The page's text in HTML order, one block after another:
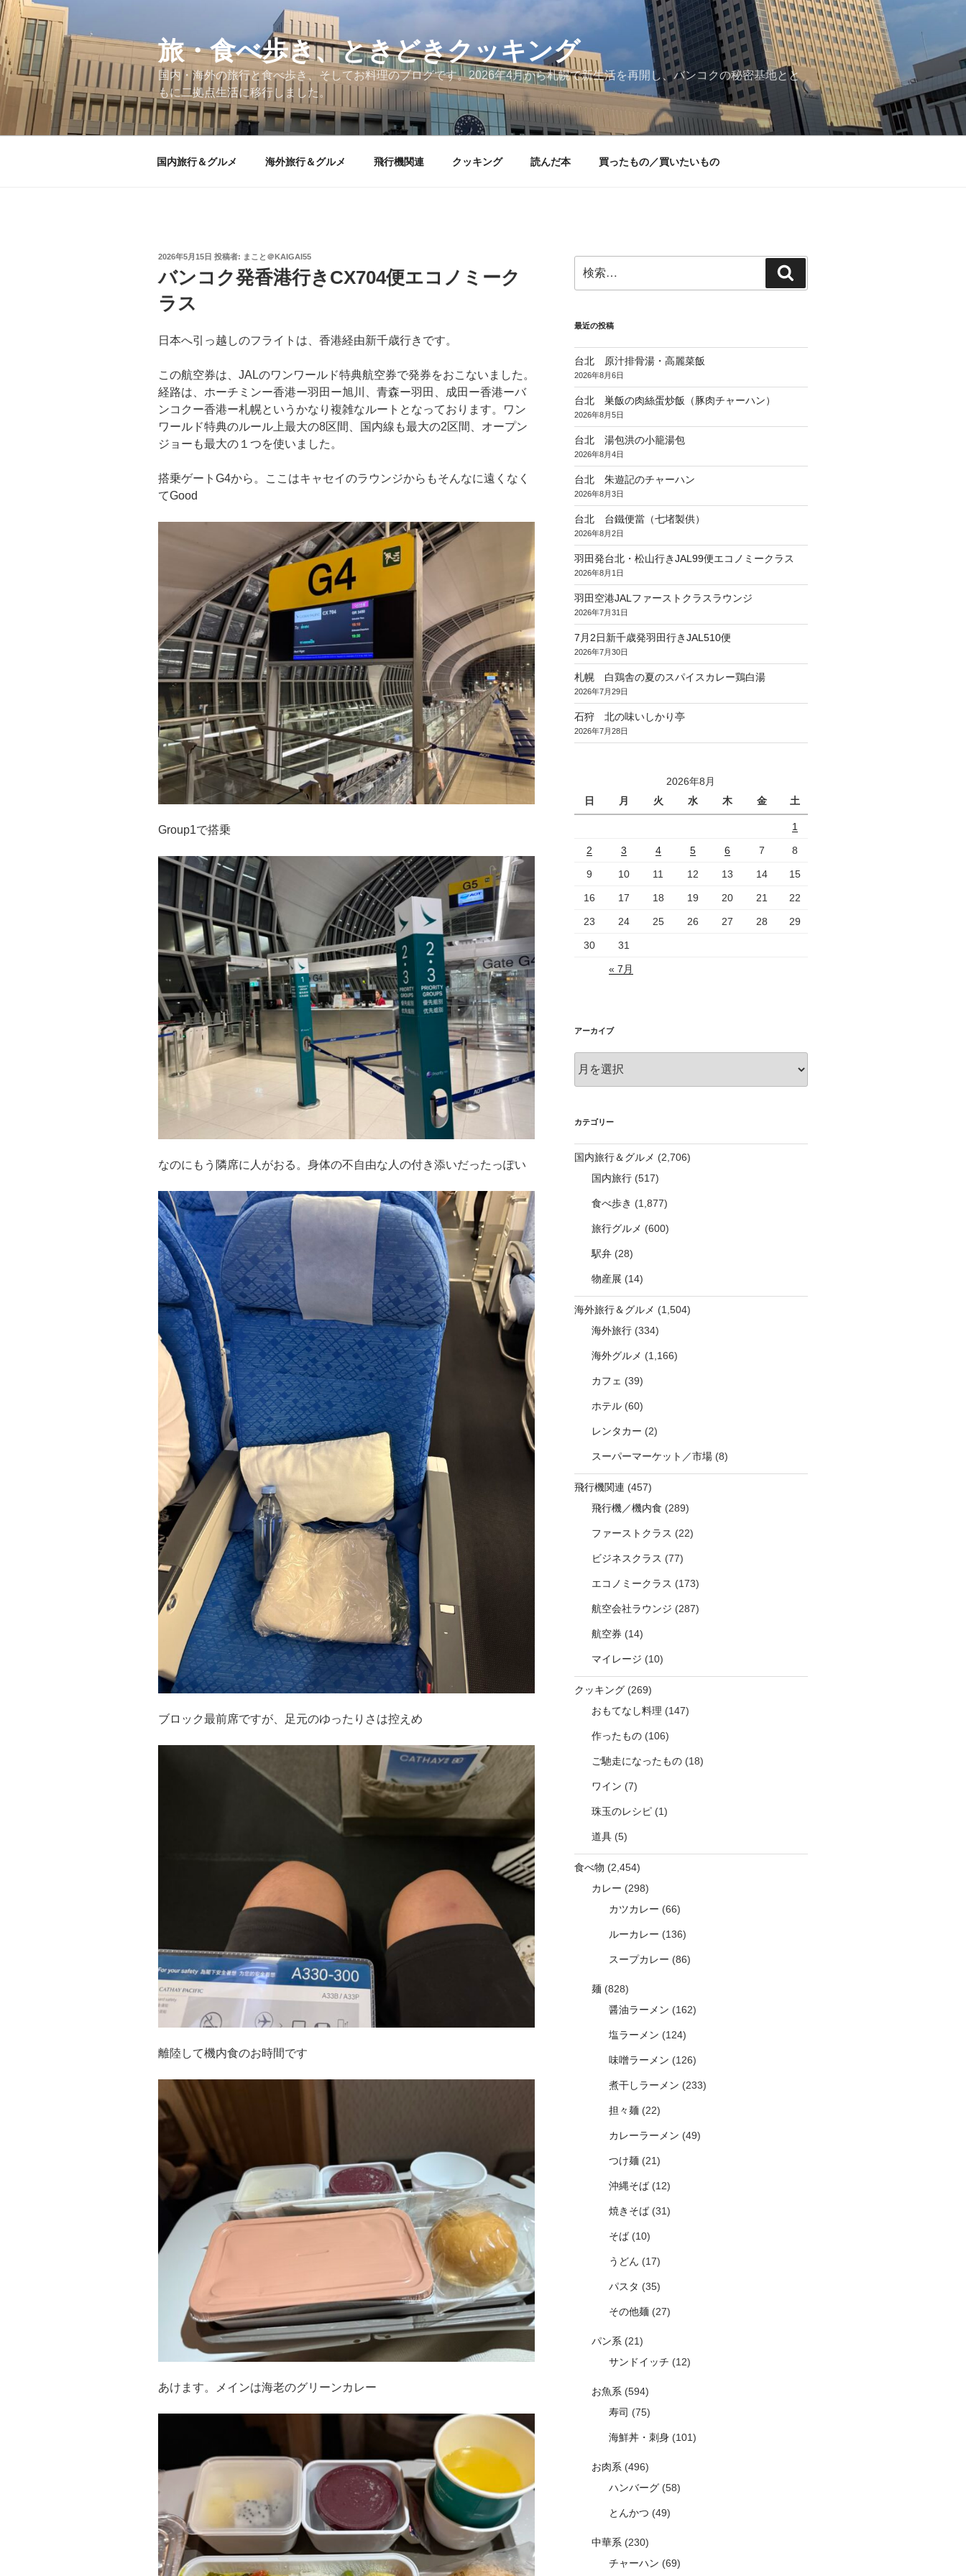
コ
ン
テ
ン
ツ
へ
旅・食べ歩き、ときどきクッキング
国内・海外の旅行と食べ歩き、そしてお料理のブログです。2026年4月から札幌で新生活を再開し、バンコクの秘密基地とと
もに二拠点生活に移行しました。
国内旅行＆グルメ 海外旅行＆グルメ 飛行機関連 クッキング 読んだ本 買ったもの／買いたいもの
投
日:
2026年5月15日 投稿者: まこと＠KAIGAI55
バンコク発香港行きCX704便エコノミーク
ラス
日本へ引っ越しのフライトは、香港経由新千歳行きです。
この航空券は、JALのワンワールド特典航空券で発券をおこないました。
経路は、ホーチミンー香港ー羽田ー旭川、青森ー羽田、成田ー香港ーバ
ンコクー香港ー札幌というかなり複雑なルートとなっております。ワン
ワールド特典のルール上最大の8区間、国内線も最大の2区間、オープン
ジョーも最大の１つを使いました。
搭乗ゲートG4から。ここはキャセイのラウンジからもそんなに遠くなく
てGood
Group1で搭乗
なのにもう隣席に人がおる。身体の不自由な人の付き添いだったっぽい
ブロック最前席ですが、足元のゆったりさは控えめ
離陸して機内食のお時間です
あけます。メインは海老のグリーンカレー
索:
索
最近の投稿
台北 原汁排骨湯・高麗菜飯
2026年8月6日
台北 巣飯の肉絲蛋炒飯（豚肉チャーハン）
2026年8月5日
台北 湯包洪の小籠湯包
2026年8月4日
台北 朱遊記のチャーハン
2026年8月3日
台北 台鐵便當（七堵製供）
2026年8月2日
羽田発台北・松山行きJAL99便エコノミークラス
2026年8月1日
羽田空港JALファーストクラスラウンジ
2026年7月31日
7月2日新千歳発羽田行きJAL510便
2026年7月30日
札幌 白鶏舎の夏のスパイスカレー鶏白湯
2026年7月29日
石狩 北の味いしかり亭
2026年7月28日
2026年8月
日
月 火 水 木 金 土
1
2 3 4 5 6 7 8
9 10 11 12 13 14 15
16 17 18 19 20 21 22
23 24 25 26 27 28 29
30 31
« 7月
アーカイブ
ー
ブ
カテゴリー
国内旅行＆グルメ (2,706)
国内旅行(517)
食べ歩き (1,877)
旅行グルメ (600)
駅弁(28)
物産展 (14)
海外旅行＆グルメ (1,504)
海外旅行(334)
海外グルメ (1,166)
カフェ (39)
ホテル(60)
レンタカー (2)
スーパーマーケット／市場(8)
飛行機関連 (457)
飛行機／機内食 (289)
ファーストクラス (22)
ビジネスクラス (77)
エコノミークラス (173)
航空会社ラウンジ (287)
航空券 (14)
マイレージ (10)
クッキング(269)
おもてなし料理 (147)
作ったもの(106)
ご馳走になったもの(18)
ワイン (7)
珠玉のレシピ(1)
道具(5)
食べ物 (2,454)
カレー (298)
カツカレー (66)
ルーカレー (136)
スープカレー (86)
麺(828)
醤油ラーメン (162)
塩ラーメン (124)
味噌ラーメン (126)
煮干しラーメン (233)
担々麺(22)
カレーラーメン (49)
つけ麺(21)
沖縄そば(12)
焼きそば(31)
そば(10)
うどん (17)
パスタ (35)
その他麺(27)
パン系(21)
サンドイッチ (12)
お魚系(594)
寿司 (75)
海鮮丼・刺身(101)
お肉系(496)
ハンバーグ(58)
とんかつ (49)
中華系(230)
チャーハン (69)